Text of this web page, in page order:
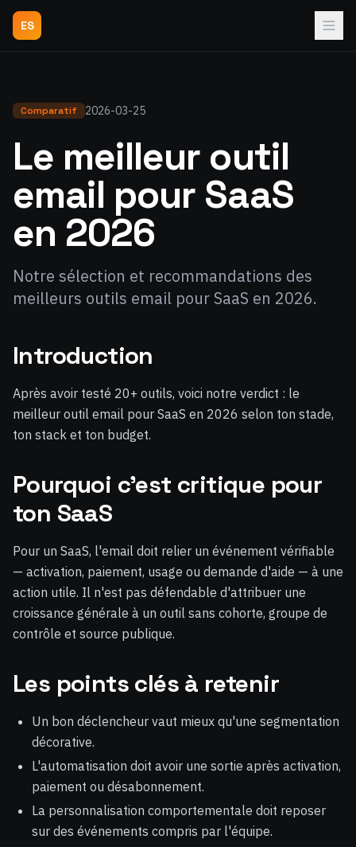
ES
Comparatif 2026-03-25
Le meilleur outil
email pour SaaS
en 2026
Notre sélection et recommandations des
meilleurs outils email pour SaaS en 2026.
Introduction
Après avoir testé 20+ outils, voici notre verdict : le
meilleur outil email pour SaaS en 2026 selon ton stade,
ton stack et ton budget.
Pourquoi c'est critique pour
ton SaaS
Pour un SaaS, l'email doit relier un événement vérifiable
— activation, paiement, usage ou demande d'aide — à une
action utile. Il n'est pas défendable d'attribuer une
croissance générale à un outil sans cohorte, groupe de
contrôle et source publique.
Les points clés à retenir
Un bon déclencheur vaut mieux qu'une segmentation
décorative.
L'automatisation doit avoir une sortie après activation,
paiement ou désabonnement.
La personnalisation comportementale doit reposer
sur des événements compris par l'équipe.